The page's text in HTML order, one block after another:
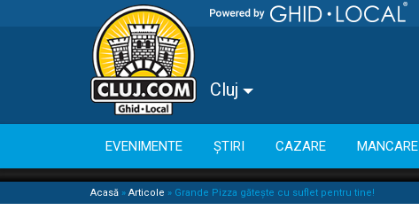
Cluj
EVENIMENTE ȘTIRI CAZARE MANCARE
Acasă » Articole » Grande Pizza găteşte cu suflet pentru tine!